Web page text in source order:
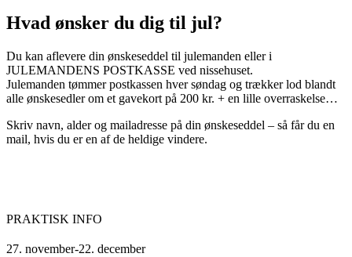
Hvad ønsker du dig til jul?
Du kan aflevere din ønskeseddel til julemanden eller i
JULEMANDENS POSTKASSE ved nissehuset.
Julemanden tømmer postkassen hver søndag og trækker lod blandt
alle ønskesedler om et gavekort på 200 kr. + en lille overraskelse…
Skriv navn, alder og mailadresse på din ønskeseddel – så får du en
mail, hvis du er en af de heldige vindere.
PRAKTISK INFO
27. november-22. december